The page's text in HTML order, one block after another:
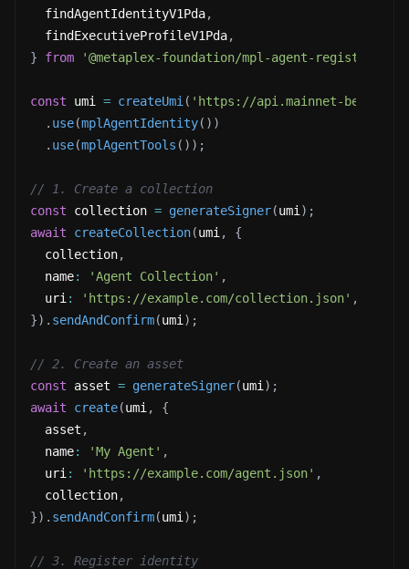
  findAgentIdentityV1Pda
,
  findExecutiveProfileV1Pda
,
}
from '@metaplex-foundation/mpl-agent-registry'
const umi = createUmi ( 'https://api.mainnet-
. use(mplAgentIdentity( ) )
. use(mplAgentTools ( ) ) ;
// 1. Create a collection
const collection = generateSigner(umi ) ;
await
createCollection(umi ,
{
  collection
,
  name
: 'Agent Collection' ,
  uri
: 'https://example.com/collection.json' ,
}) . sendAndConfirm(umi ) ;
// 2. Create an asset
const asset = generateSigner(umi ) ;
await
create(umi ,
{
  asset
,
  name
: 'My Agent' ,
  uri
: 'https://example.com/agent.json' ,
  collection
,
}) . sendAndConfirm(umi ) ;
// 3. Register identity